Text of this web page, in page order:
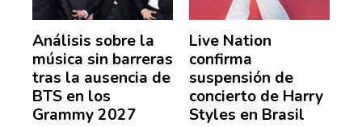
Análisis sobre la
música sin barreras
tras la ausencia de
BTS en los
Grammy 2027
Live Nation
confirma
suspensión de
concierto de Harry
Styles en Brasil